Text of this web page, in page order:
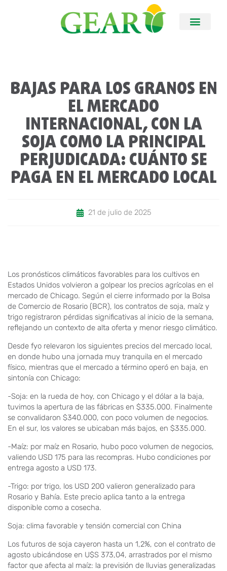
BAJAS PARA LOS GRANOS EN
EL MERCADO
INTERNACIONAL, CON LA
SOJA COMO LA PRINCIPAL
PERJUDICADA: CUÁNTO SE
PAGA EN EL MERCADO LOCAL
21 de julio de 2025
Los pronósticos climáticos favorables para los cultivos en
Estados Unidos volvieron a golpear los precios agrícolas en el
mercado de Chicago. Según el cierre informado por la Bolsa
de Comercio de Rosario (BCR), los contratos de soja, maíz y
trigo registraron pérdidas significativas al inicio de la semana,
reflejando un contexto de alta oferta y menor riesgo climático.
Desde fyo relevaron los siguientes precios del mercado local,
en donde hubo una jornada muy tranquila en el mercado
físico, mientras que el mercado a término operó en baja, en
sintonía con Chicago:
-Soja: en la rueda de hoy, con Chicago y el dólar a la baja,
tuvimos la apertura de las fábricas en $335.000. Finalmente
se convalidaron $340.000, con poco volumen de negocios.
En el sur, los valores se ubicaban más bajos, en $335.000.
-Maíz: por maíz en Rosario, hubo poco volumen de negocios,
valiendo USD 175 para las recompras. Hubo condiciones por
entrega agosto a USD 173.
-Trigo: por trigo, los USD 200 valieron generalizado para
Rosario y Bahía. Este precio aplica tanto a la entrega
disponible como a cosecha.
Soja: clima favorable y tensión comercial con China
Los futuros de soja cayeron hasta un 1,2%, con el contrato de
agosto ubicándose en U$S 373,04, arrastrados por el mismo
factor que afecta al maíz: la previsión de lluvias generalizadas